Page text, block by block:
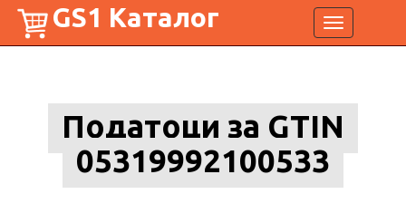
Toggle
navigation
GS1 Каталог
Податоци за GTIN
05319992100533